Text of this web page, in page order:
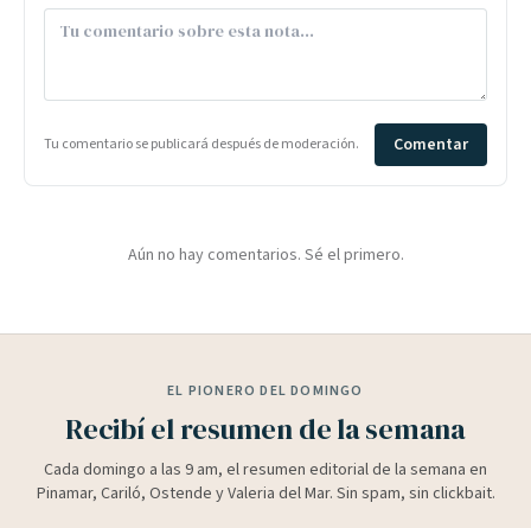
Tu comentario se publicará después de moderación. Comentar
Aún no hay comentarios. Sé el primero.
EL PIONERO DEL DOMINGO
Recibí el resumen de la semana
Cada domingo a las 9 am, el resumen editorial de la semana en
Pinamar, Cariló, Ostende y Valeria del Mar. Sin spam, sin clickbait.